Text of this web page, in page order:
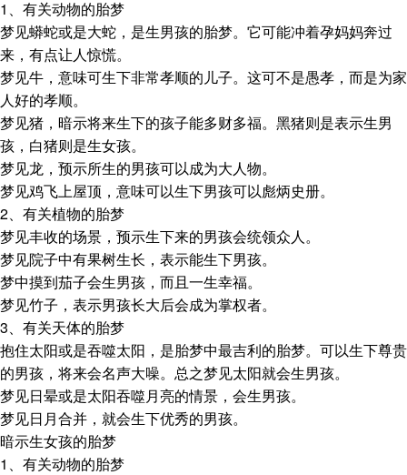
1、有关动物的胎梦
梦见蟒蛇或是大蛇，是生男孩的胎梦。它可能冲着孕妈妈奔过
来，有点让人惊慌。
梦见牛，意味可生下非常孝顺的儿子。这可不是愚孝，而是为家
人好的孝顺。
梦见猪，暗示将来生下的孩子能多财多福。黑猪则是表示生男
孩，白猪则是生女孩。
梦见龙，预示所生的男孩可以成为大人物。
梦见鸡飞上屋顶，意味可以生下男孩可以彪炳史册。
2、有关植物的胎梦
梦见丰收的场景，预示生下来的男孩会统领众人。
梦见院子中有果树生长，表示能生下男孩。
梦中摸到茄子会生男孩，而且一生幸福。
梦见竹子，表示男孩长大后会成为掌权者。
3、有关天体的胎梦
抱住太阳或是吞噬太阳，是胎梦中最吉利的胎梦。可以生下尊贵
的男孩，将来会名声大噪。总之梦见太阳就会生男孩。
梦见日晕或是太阳吞噬月亮的情景，会生男孩。
梦见日月合并，就会生下优秀的男孩。
暗示生女孩的胎梦
1、有关动物的胎梦